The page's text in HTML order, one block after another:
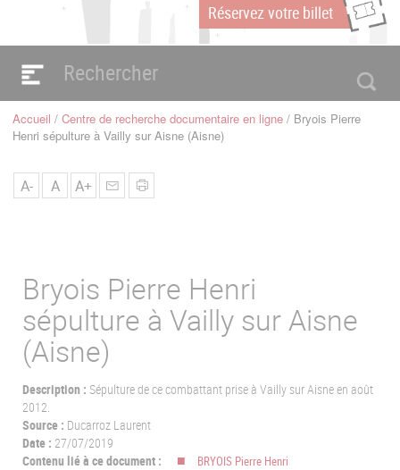
a
m
e
Réservez votre billet
Navigation
principale
Fil
Accueil Centre de recherche documentaire en ligne Bryois Pierre
Henri sépulture à Vailly sur Aisne (Aisne)
A- A A+
Bryois Pierre Henri
sépulture à Vailly sur Aisne
(Aisne)
Description : Sépulture de ce combattant prise à Vailly sur Aisne en août
2012.
Source : Ducarroz Laurent
Date : 27/07/2019
Contenu lié à ce document :
BRYOIS Pierre Henri